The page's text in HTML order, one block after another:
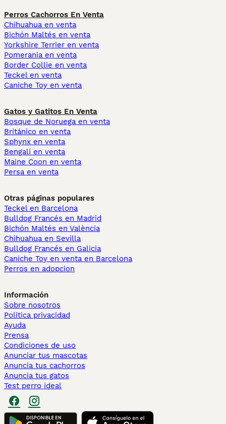
Perros Cachorros En Venta
Chihuahua en venta
Bichón Maltés en venta
Yorkshire Terrier en venta
Pomerania en venta
Border Collie en venta
Teckel en venta
Caniche Toy en venta
Gatos y Gatitos En Venta
Bosque de Noruega en venta
Británico en venta
Sphynx en venta
Bengalí en venta
Maine Coon en venta
Persa en venta
Otras páginas populares
Teckel en Barcelona
Bulldog Francés en Madrid
Bichón Maltés en València
Chihuahua en Sevilla
Bulldog Francés en Galicia
Caniche Toy en venta en Barcelona
Perros en adopcion
Información
Sobre nosotros
Politica privacidad
Ayuda
Prensa
Condiciones de uso
Anunciar tus mascotas
Anuncia tus cachorros
Anuncia tus gatos
Test perro ideal